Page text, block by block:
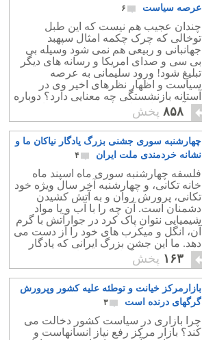
عرصه سیاست
۶
چندان عجیب هم نیست که این طبل
توخالی که چرک چکمه امثال سپهبد
جهانبانی و ربیعی هم نمی شود وسیله بی
بی سی و صدای امریکا و رسانه های دیگر
تبلیغ شود! ورود سلیمانی به عرصه
سیاست و اظهار نظرهای اخیر وی در
آستانه بازنشستگی چه معنایی دارد؟ دوباره
چه آشی برای ملت فریب خورده ایران
پخته اند؟ هدف سلیمانی از ورود به عرصه
سیاست چیست و سقف قدرت طلبی او تا
کجاست؟ این پرسش مهمی است که در دو
سال آینده پاسخ خواهد داشت. ما امیدواریم
عروسک سلیمانی تبدیل به احمدی نژادی
تازه در عرصه سیاست ایران نشود.
۸۵۸ پخش
چهارشنبه سوری جشنی بزرگ یادگار نیاکان ما و
نشانه خردمندی ملت ایران
۴
فلسفه چهارشنبه سوری ماه اسپند ماه
خانه تکانی، و چهارشنبه آخر سال ویژه خود
تکانی، پرورش روان و به آتش کشیدن
دشمنان است. آن چه را با آب و یا مواد
شیمیایی نتوان پاک کرد در جوارآتش با گرم
آن، انگل و میکرب های خود را از دست می
دهد. ما این جشن بزرگ ایرانی که یادگار
نیاکانمان است گرامی می داریم .
۱۶۳ پخش
بازارمرکز خیانت و توطئه علیه کشور وپرورش
گرگهای درنده است
۳
چرا بازاری در سیاست کشور دخالت می
کند؟ بازار مرکز رفع نیاز انسانهاست و